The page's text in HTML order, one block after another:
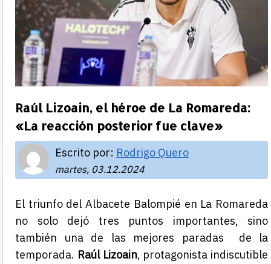
Raúl Lizoain, el héroe de La Romareda:
«La reacción posterior fue clave»
Escrito por: Rodrigo Quero
martes, 03.12.2024
El triunfo del Albacete Balompié en La Romareda
no solo dejó tres puntos importantes, sino
también una de las mejores paradas de la
temporada. Raúl Lizoain, protagonista indiscutible